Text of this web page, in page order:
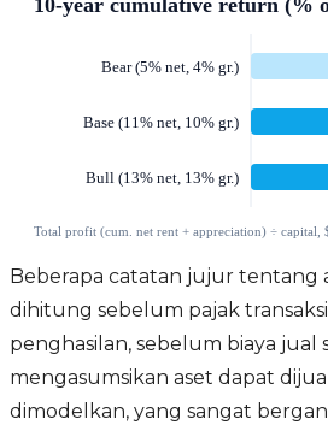
Beberapa catatan jujur tentang
dihitung sebelum pajak
penghasilan, sebelum biaya jual
mengasumsikan aset dapat
dimodelkan, yang sangat